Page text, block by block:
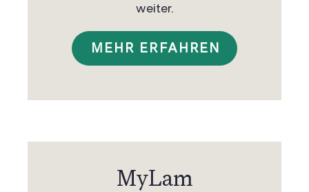
weiter.
MEHR ERFAHREN
MyLam